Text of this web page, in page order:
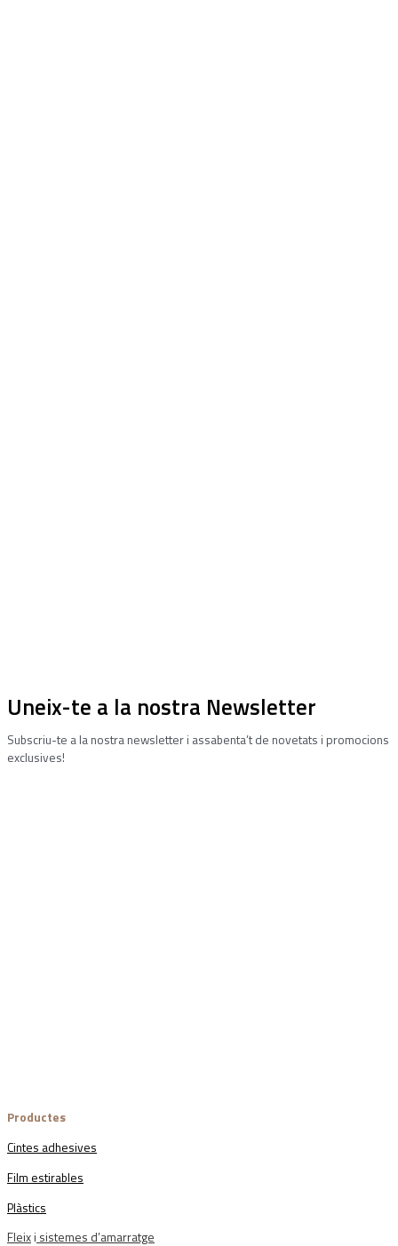
Uneix-te a la nostra Newsletter
Subscriu-te a la nostra newsletter i assabenta’t de novetats i promocions
exclusives!
Productes
Cintes adhesives
Film estirables
Plàstics
Fleix i sistemes d’amarratge